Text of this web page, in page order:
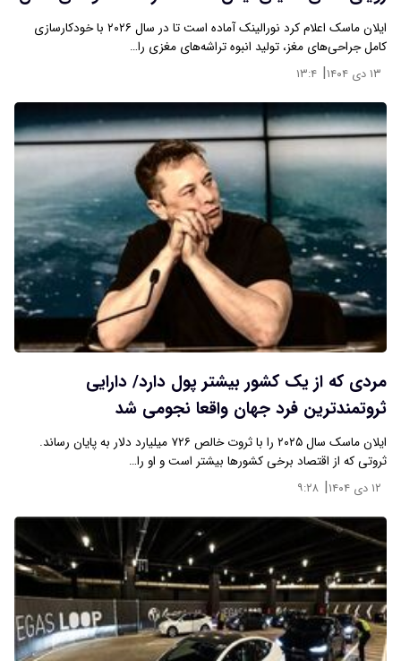
ایلان ماسک اعلام کرد نورالینک آماده است تا در سال ۲۰۲۶ با خودکارسازی
کامل جراحی‌های مغز، تولید انبوه تراشه‌های مغزی را…
۱۳ دی ۱۴۰۴ | ۱۳:۴
مردی که از یک کشور بیشتر پول دارد/ دارایی
ثروتمندترین فرد جهان واقعا نجومی شد
ایلان ماسک سال ۲۰۲۵ را با ثروت خالص ۷۲۶ میلیارد دلار به پایان رساند.
ثروتی که از اقتصاد برخی کشورها بیشتر است و او را…
۱۲ دی ۱۴۰۴ | ۹:۲۸